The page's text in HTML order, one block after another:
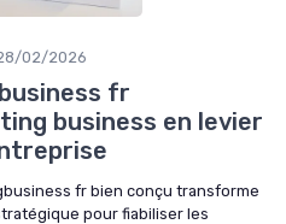
02/2026
fr
business en levier
fr bien conçu transforme
pour fiabiliser les